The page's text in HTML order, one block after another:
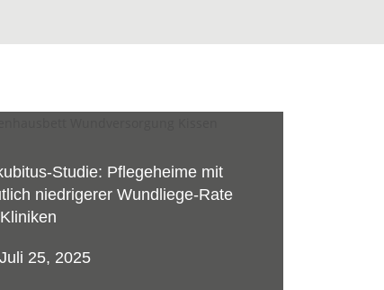
Studie: Pflegeheime mit
niedrigerer Wundliege-Rate
Juli 25, 2025